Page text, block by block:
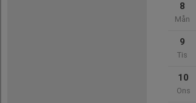
8
Mån
9
Tis
10
Ons